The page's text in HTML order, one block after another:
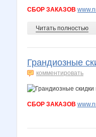
СБОР ЗАКАЗОВ
Читать полностью
Грандиозные
комментировать
СБОР ЗАКАЗОВ